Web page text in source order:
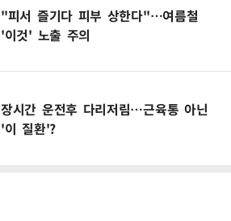
"피서 즐기다 피부 상한다"…여름철
'이것' 노출 주의
장시간 운전후 다리저림…근육통 아닌
'이 질환'?